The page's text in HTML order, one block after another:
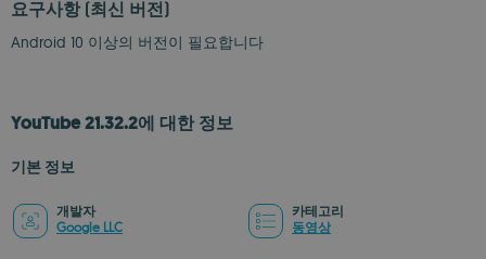
요구사항 (최신 버전)
Android 10 이상의 버전이 필요합니다
YouTube 21.32.2에 대한 정보
기본 정보
개발자
Google LLC
카테고리
동영상